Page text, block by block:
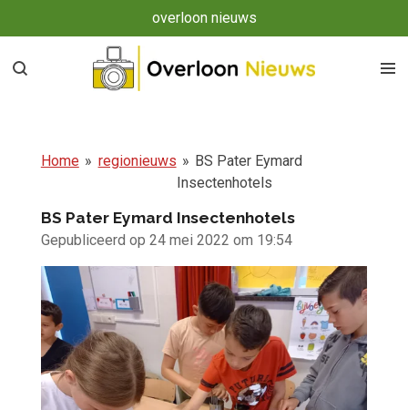
direct
naar
overloon nieuws
Home » regionieuws » BS Pater Eymard
Insectenhotels
BS Pater Eymard Insectenhotels
Gepubliceerd op 24 mei 2022 om 19:54